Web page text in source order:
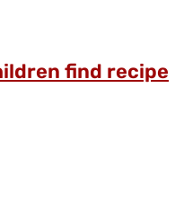
find recipe